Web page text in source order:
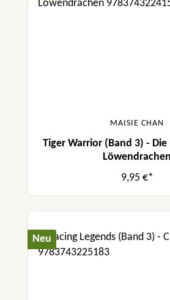
MAISIE CHAN
Tiger Warrior (Band 3) -
Löwendrachen
9,95 €*
Neu